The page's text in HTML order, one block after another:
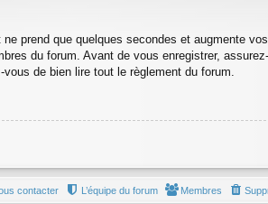
prend que quelques secondes et augmente
du forum. Avant de vous enregistrer,
de bien lire tout le règlement du forum.
Membres
L’équipe du forum
contacter